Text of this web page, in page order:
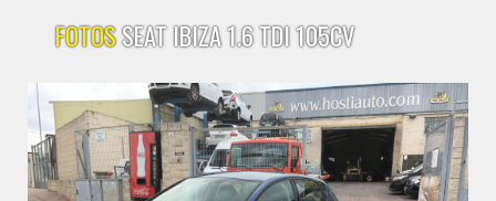
FOTOSSEAT IBIZA 1.6 TDI 105CV